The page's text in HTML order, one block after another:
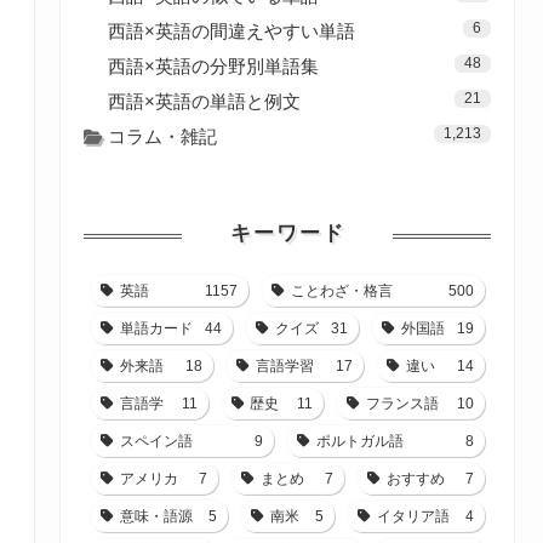
西語×英語の間違えやすい単語 6
西語×英語の分野別単語集 48
西語×英語の単語と例文 21
コラム・雑記 1,213
キーワード
英語 1157 ことわざ・格言 500
単語カード 44 クイズ 31 外国語 19
外来語 18 言語学習 17 違い 14
言語学 11 歴史 11 フランス語 10
スペイン語 9 ポルトガル語 8
アメリカ 7 まとめ 7 おすすめ 7
意味・語源 5 南米 5 イタリア語 4